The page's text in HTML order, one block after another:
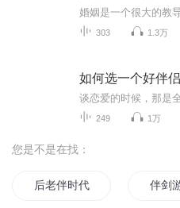
303 1.3万
如何选一个好伴侣
249 1万
您是不是在找：
后老伴时代 伴剑